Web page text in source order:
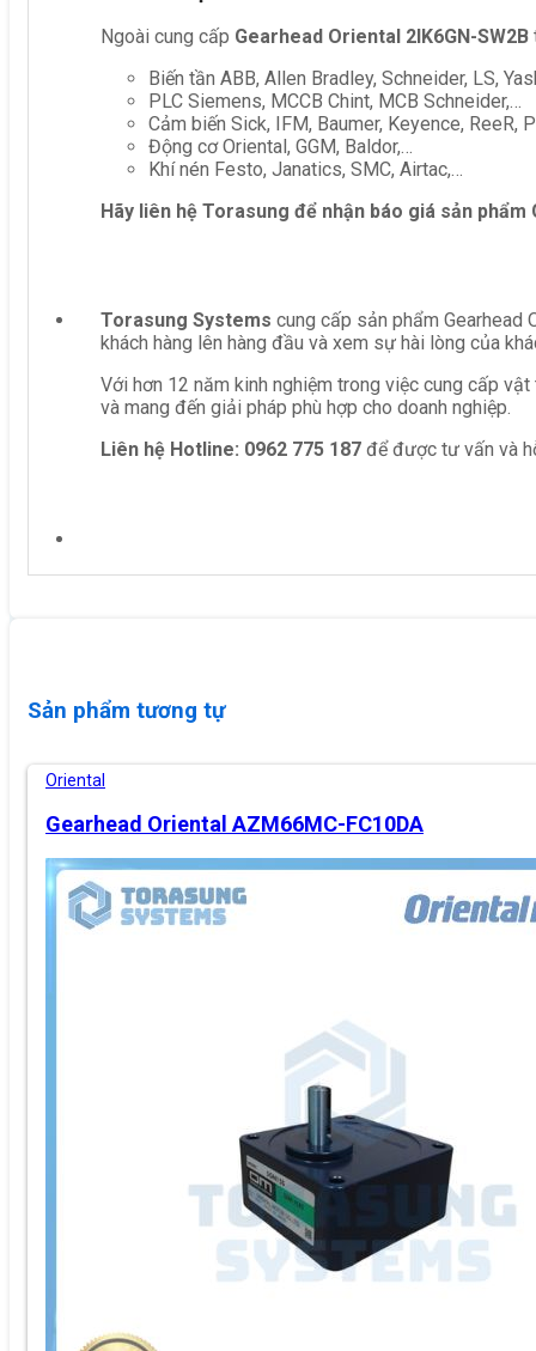
Ngoài cung cấp Gearhead Oriental 2IK6GN-SW2B
Biến tần ABB, Allen Bradley, Schneider, LS,
PLC Siemens, MCCB Chint, MCB Schneider,…
Cảm biến Sick, IFM, Baumer, Keyence, ReeR,
Động cơ Oriental, GGM, Baldor,…
Khí nén Festo, Janatics, SMC, Airtac,…
Hãy liên hệ Torasung để nhận báo giá sản phẩm
Torasung Systems cung cấp sản phẩm Gearhead
khách hàng lên hàng đầu và xem sự hài lòng của
Với hơn 12 năm kinh nghiệm trong việc cung cấp
và mang đến giải pháp phù hợp cho doanh nghiệp.
Liên hệ Hotline: 0962 775 187 để được tư vấn và
Sản phẩm tương tự
Oriental
Gearhead Oriental AZM66MC-FC10DA